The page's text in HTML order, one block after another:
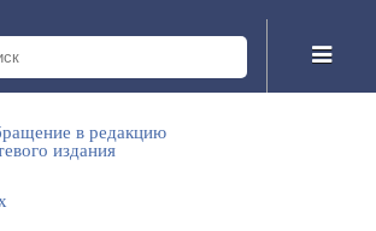
в редакцию
издания